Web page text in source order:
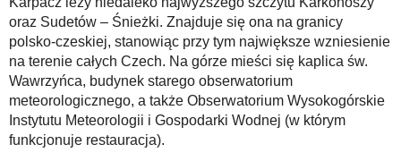
oraz Sudetów – Śnieżki. Znajduje się ona na granicy
polsko-czeskiej, stanowiąc przy tym największe wzniesienie
na terenie całych Czech. Na górze mieści się kaplica św.
Wawrzyńca, budynek starego obserwatorium
meteorologicznego, a także Obserwatorium Wysokogórskie
Instytutu Meteorologii i Gospodarki Wodnej (w którym
funkcjonuje restauracja).